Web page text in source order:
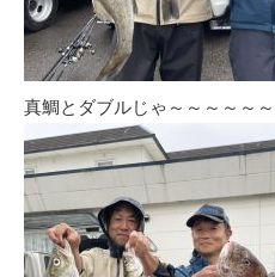
真鯛とダブルじゃ～～～～～